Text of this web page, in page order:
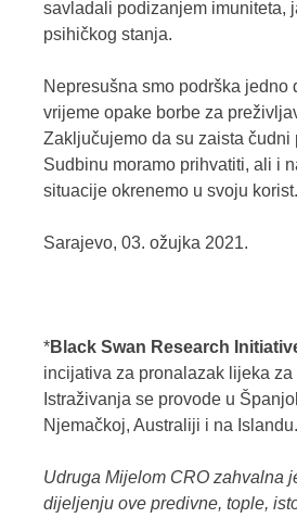
savladali podizanjem imuniteta,
psihičkog stanja.
Nepresušna smo podrška jedno
vrijeme opake borbe za
Zaključujemo da su zaista čudni
Sudbinu moramo prihvatiti, ali i
situacije okrenemo u svoju korist.
Sarajevo, 03. ožujka 2021.
*Black Swan Research
incijativa za pronalazak lijeka
Istraživanja se provode u
Njemačkoj, Australiji i na Islandu.
Udruga Mijelom CRO zahvalna
dijeljenju ove predivne, tople,